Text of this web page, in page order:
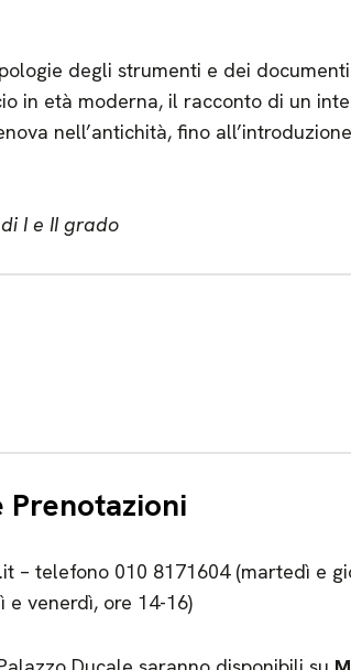
degli strumenti e dei
in età moderna, il racconto di un
nell’antichità, fino
I e II grado
Prenotazioni
– telefono 010 8171604 (martedì e
e venerdì, ore 14-16)